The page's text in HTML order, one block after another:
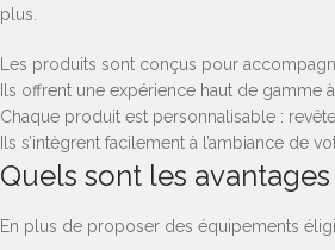
plus.
Les produits sont conçus pour
Ils offrent une expérience haut de gamme
Chaque produit est personnalisable :
Ils s’intègrent facilement à l’ambiance de
Quels sont les
En plus de proposer des équipements